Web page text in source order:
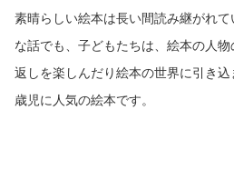
素晴らしい絵本は長い間読み継がれ
な話でも、子どもたちは、絵本の人
返しを楽しんだり絵本の世界に引き
歳児に人気の絵本です。